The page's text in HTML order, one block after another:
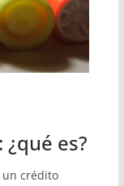
es?
un crédito